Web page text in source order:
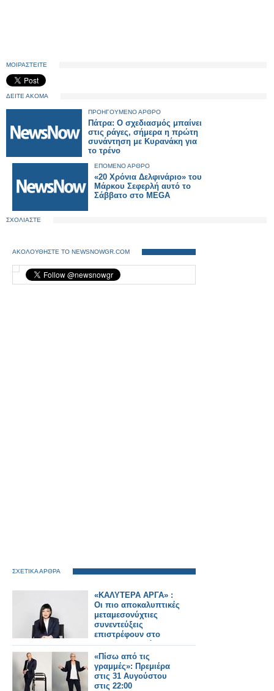
ΜΟΙΡΑΣΤΕΙΤΕ
ΔΕΙΤΕ ΑΚΟΜΑ
ΠΡΟΗΓΟΥΜΕΝΟ ΑΡΘΡΟ
Πάτρα: Ο σχεδιασμός μπαίνει
στις ράγες, σήμερα η πρώτη
συνάντηση με Κυρανάκη για
το τρένο
ΕΠΟΜΕΝΟ ΑΡΘΡΟ
«20 Χρόνια Δελφινάριο» του
Μάρκου Σεφερλή αυτό το
Σάββατο στο MEGA
ΣΧΟΛΙΑΣΤΕ
ΑΚΟΛΟΥΘΗΣΤΕ ΤΟ NEWSNOWGR.COM
ΣΧΕΤΙΚΑ ΑΡΘΡΑ
«ΚΑΛΥΤΕΡΑ ΑΡΓΑ» :
Oι πιο αποκαλυπτικές
μεταμεσονύχτιες
συνεντεύξεις
επιστρέφουν στο
ACTION 24 - Πότε
κάνουν πρεμιέρα;
«Πίσω από τις
γραμμές»: Πρεμιέρα
στις 31 Αυγούστου
στις 22:00